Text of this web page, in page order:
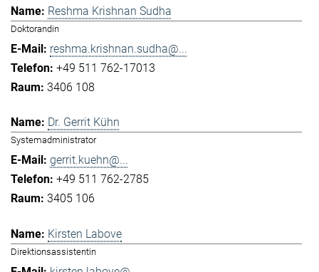
Reshma Krishnan Sudha
Doktorandin
reshma.krishnan.sudha@...
+49 511 762-17013
3406 108
Dr. Gerrit Kühn
Systemadministrator
gerrit.kuehn@...
+49 511 762-2785
3405 106
Kirsten Labove
Direktionsassistentin